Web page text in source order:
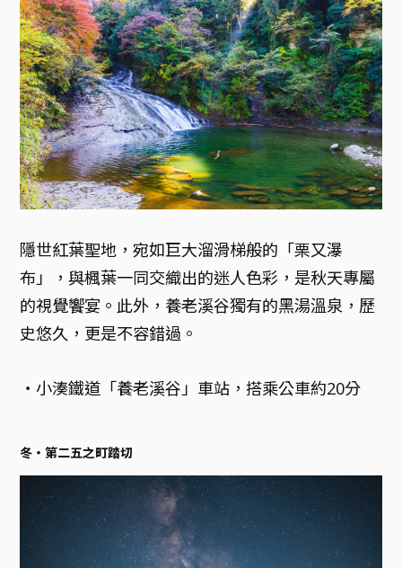
隱世紅葉聖地，宛如巨大溜滑梯般的「栗又瀑
布」，與楓葉一同交織出的迷人色彩，是秋天專屬
的視覺饗宴。此外，養老溪谷獨有的黑湯溫泉，歷
史悠久，更是不容錯過。
・小湊鐵道「養老溪谷」車站，搭乘公車約20分
冬・第二五之町踏切